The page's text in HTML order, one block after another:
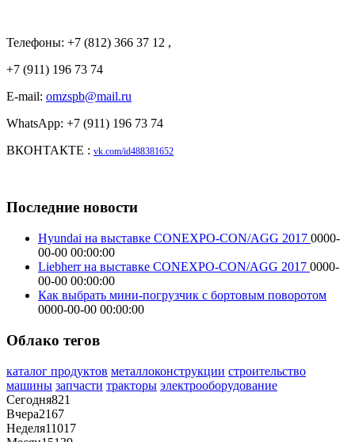
Телефоны: +7 (812) 366 37 12 ,
+7 (911) 196 73 74
E-mail: omzspb@mail.ru
WhatsApp: +7 (911) 196 73 74
ВКОНТАКТЕ : vk.com/id488381652
Последние новости
Hyundai на выставке CONEXPO-CON/AGG 2017 0000-
00-00 00:00:00
Liebherr на выставке CONEXPO-CON/AGG 2017 0000-
00-00 00:00:00
Как выбрать мини-погрузчик с бортовым поворотом
0000-00-00 00:00:00
Облако тегов
каталог продуктов металлоконструкции строительство
машины запчасти тракторы электрооборудование
Сегодня821
Вчера2167
Неделя11017